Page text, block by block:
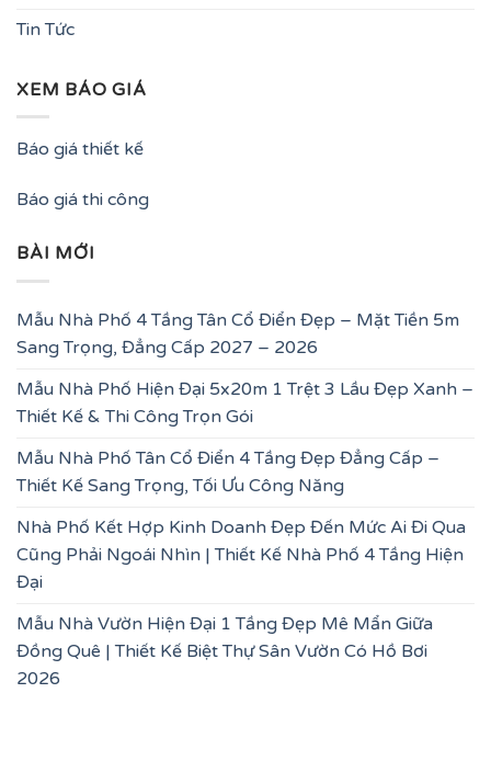
Tin Tức
XEM BÁO GIÁ
Báo giá thiết kế
Báo giá thi công
BÀI MỚI
Mẫu Nhà Phố 4 Tầng Tân Cổ Điển Đẹp – Mặt Tiền 5m
Sang Trọng, Đẳng Cấp 2027 – 2026
Mẫu Nhà Phố Hiện Đại 5x20m 1 Trệt 3 Lầu Đẹp Xanh –
Thiết Kế & Thi Công Trọn Gói
Mẫu Nhà Phố Tân Cổ Điển 4 Tầng Đẹp Đẳng Cấp –
Thiết Kế Sang Trọng, Tối Ưu Công Năng
Nhà Phố Kết Hợp Kinh Doanh Đẹp Đến Mức Ai Đi Qua
Cũng Phải Ngoái Nhìn | Thiết Kế Nhà Phố 4 Tầng Hiện
Đại
Mẫu Nhà Vườn Hiện Đại 1 Tầng Đẹp Mê Mẩn Giữa
Đồng Quê | Thiết Kế Biệt Thự Sân Vườn Có Hồ Bơi
2026